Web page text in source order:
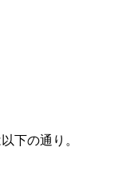
下の通り。